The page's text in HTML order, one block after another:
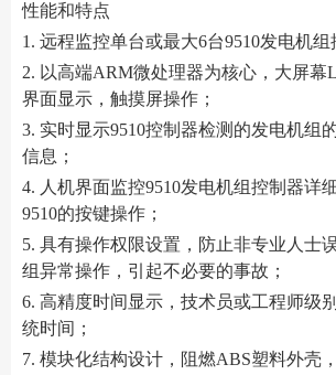
性能和特点
1. 远程监控单台或最大6台9510发电机组
2. 以高端ARM微处理器为核心，大屏幕
界面显示，触摸屏操作；
3. 实时显示9510控制器检测的发电机组
信息；
4. 人机界面监控9510发电机组控制器详
9510的按键操作；
5. 具有操作权限设置，防止非专业人士
组异常操作，引起不必要的事故；
6. 高精度时间显示，技术员或工程师级
统时间；
7. 模块化结构设计，阻燃ABS塑料外壳